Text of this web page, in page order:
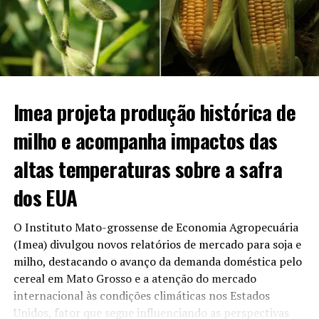
indústrias recuou 1,60%, fechando a R$ 2,58 por litro. O
repasse foi sentido diretamente nos postos
revendedores do estado, onde a média semanal baixou
para R$ 3,74 por litro.
apresenta os seguintes destaques:
Vantagem no varejo:Com média de R$ 3,74/l, os
postos mato-grossenses perdem em preço baixo
apenas para São Paulo (R$ 3,70/l).
Comparativo anual:
representa um recuo de 5,79% em relação ao
mesmo período de 2025, quando o litro custava R$
3,97.
Volume de produção:O estado mantém o
segundo lugar no ranking de fabricação de
combustível limpo no país, ficando atrás apenas do
Imea projeta produção histórica de
milho e acompanha impactos das
altas temperaturas sobre a safra
dos EUA
O Instituto Mato-grossense de Economia Agropecuária
(Imea) divulgou novos relatórios de mercado para soja e
milho, destacando o avanço da demanda doméstica pelo
cereal em Mato Grosso e a atenção do mercado
internacional às condições climáticas nos Estados
Unidos, fator que segue influenciando as perspectivas